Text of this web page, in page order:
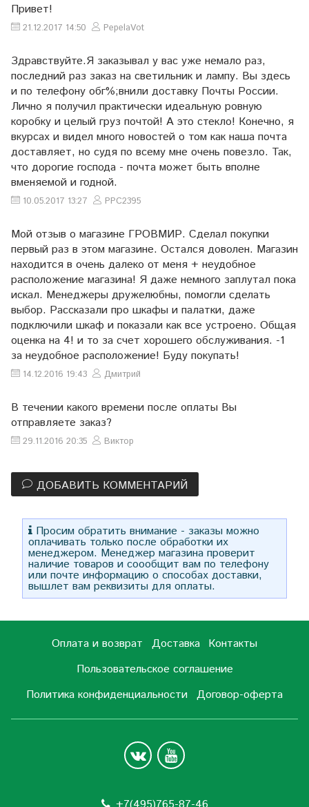
Привет!
21.12.2017 14:50 PepelaVot
Здравствуйте.Я заказывал у вас уже немало раз,
последний раз заказ на светильник и лампу. Вы здесь
и по телефону обг%;внили доставку Почты России.
Лично я получил практически идеальную ровную
коробку и целый груз почтой! А это стекло! Конечно, я
вкурсах и видел много новостей о том как наша почта
доставляет, но судя по всему мне очень повезло. Так,
что дорогие господа - почта может быть вполне
вменяемой и годной.
10.05.2017 13:27 PPC2395
Мой отзыв о магазине ГРОВМИР. Сделал покупки
первый раз в этом магазине. Остался доволен. Магазин
находится в очень далеко от меня + неудобное
расположение магазина! Я даже немного заплутал пока
искал. Менеджеры дружелюбны, помогли сделать
выбор. Рассказали про шкафы и палатки, даже
подключили шкаф и показали как все устроено. Общая
оценка на 4! и то за счет хорошего обслуживания. -1
за неудобное расположение! Буду покупать!
14.12.2016 19:43 Дмитрий
В течении какого времени после оплаты Вы
отправляете заказ?
29.11.2016 20:35 Виктор
ДОБАВИТЬ КОММЕНТАРИЙ
Просим обратить внимание - заказы можно
оплачивать только после обработки их
менеджером. Менеджер магазина проверит
наличие товаров и соообщит вам по телефону
или почте информацию о способах доставки,
вышлет вам реквизиты для оплаты.
Оплата и возврат Доставка Контакты
Пользовательское соглашение
Политика конфиденциальности Договор-оферта